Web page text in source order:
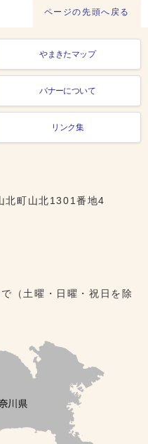
ページの先頭へ戻る
やまきたマップ
バナーについて
リンク集
北町山北1301番地4
（土曜・日曜・祝日を除